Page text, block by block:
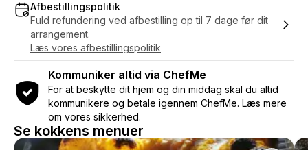
Afbestillingspolitik
Fuld refundering ved afbestilling op til 7 dage før dit
arrangement.
Læs vores afbestillingspolitik
Kommuniker altid via ChefMe
For at beskytte dit hjem og din middag skal du altid
kommunikere og betale igennem ChefMe. Læs mere
om vores sikkerhed.
Se kokkens menuer